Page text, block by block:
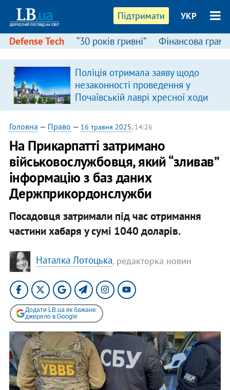
Підтримати УКР
Defense Tech “30 років гривні” Фінансова
Поліція отримала заяву щодо
незаконності проведення у
Почаївській лаврі хресної ходи
Головна — Право — 16 травня 2025, 14:26
На Прикарпатті затримано
військовослужбовця, який “зливав”
інформацію з баз даних
Держприкордонслужби
Посадовця затримали під час отримання
частини хабаря у сумі 1040 доларів.
Наталка Лотоцька, редакторка новин
Додати LB.ua як бажане
джерело в Google